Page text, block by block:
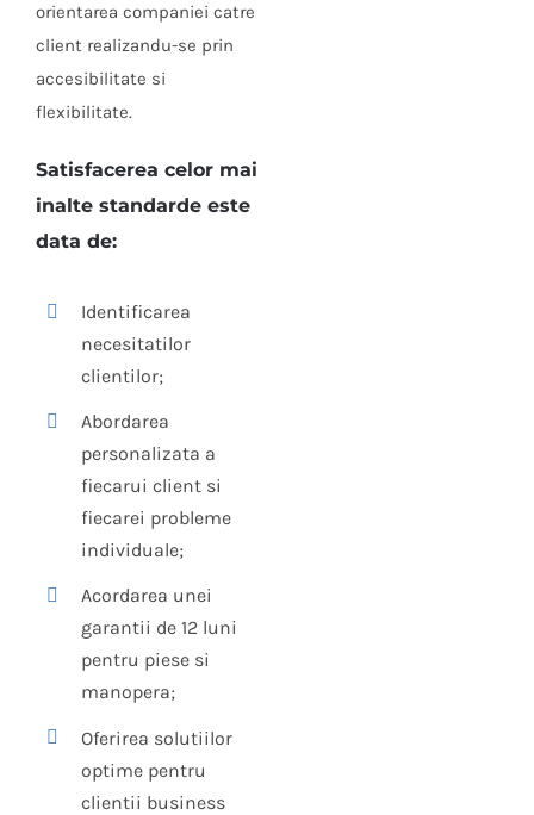
orientarea companiei catre
client realizandu-se prin
accesibilitate si
flexibilitate.
Satisfacerea celor mai
inalte standarde este
data de:
Identificarea
necesitatilor
clientilor;
Abordarea
personalizata a
fiecarui client si
fiecarei probleme
individuale;
Acordarea unei
garantii de 12 luni
pentru piese si
manopera;
Oferirea solutiilor
optime pentru
clientii business